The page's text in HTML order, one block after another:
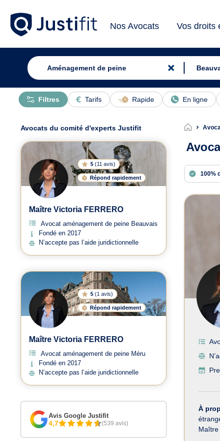
Nos Avocats Vos droits
Tarifs Rapide En ligne
Filtres
100%
À
Maître
Avocats du comité d'experts Justifit
5 (11 avis)
Répond rapidement
Maître Victoria FERRERO
Avocat aménagement de peine Beauvais
Fondé en 2017
N’accepte pas l’aide juridictionnelle
5 (1 avis)
Répond rapidement
Maître Victoria FERRERO
Avocat aménagement de peine Méru
Fondé en 2017
N’accepte pas l’aide juridictionnelle
Avis Google Justifit
4,7 (539 avis)